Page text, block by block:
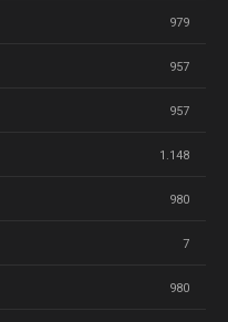
979
957
957
1.148
980
7
980